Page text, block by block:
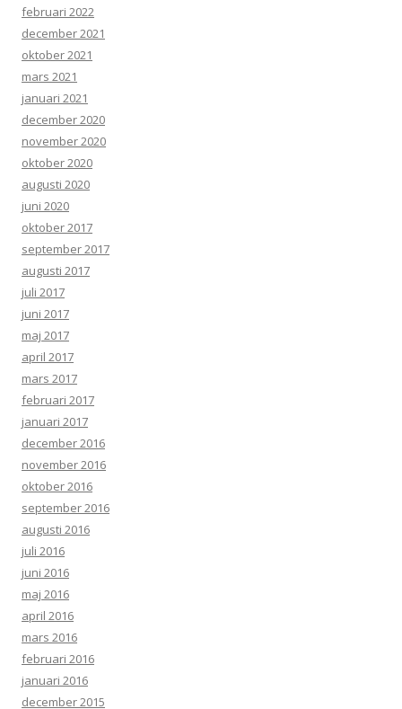
februari 2022
december 2021
oktober 2021
mars 2021
januari 2021
december 2020
november 2020
oktober 2020
augusti 2020
juni 2020
oktober 2017
september 2017
augusti 2017
juli 2017
juni 2017
maj 2017
april 2017
mars 2017
februari 2017
januari 2017
december 2016
november 2016
oktober 2016
september 2016
augusti 2016
juli 2016
juni 2016
maj 2016
april 2016
mars 2016
februari 2016
januari 2016
december 2015